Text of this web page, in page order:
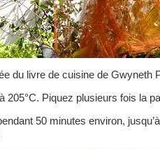
du livre de cuisine de Gwyneth
205°C. Piquez plusieurs fois la
50 minutes environ,